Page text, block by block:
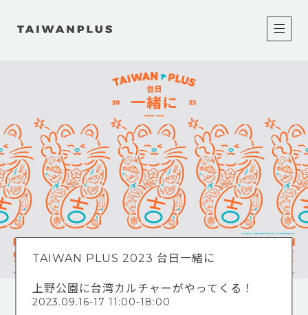
TAIWAN PLUS 2023 台日一緒に
上野公園に台湾カルチャーがやってくる！
2023.09.16-17 11:00-18:00